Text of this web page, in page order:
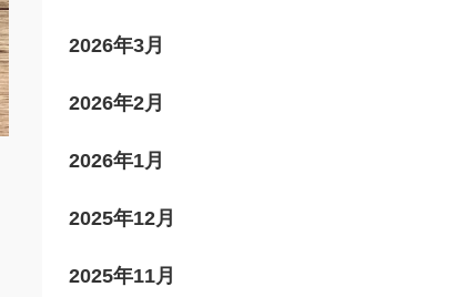
2026年3月
2026年2月
2026年1月
2025年12月
2025年11月